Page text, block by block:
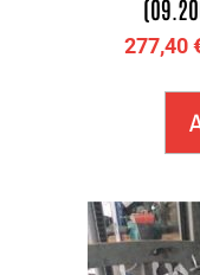
277,40